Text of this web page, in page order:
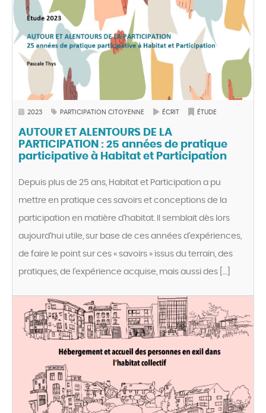
2023 PARTICIPATION CITOYENNE ÉCRIT ÉTUDE
AUTOUR ET ALENTOURS DE LA
PARTICIPATION : 25 années de pratique
participative à Habitat et Participation
Depuis plus de 25 ans, Habitat et Participation a pu
mettre en pratique ces savoirs et conceptions de la
participation en matière d’habitat. Il semblait dès lors
aujourd’hui utile, sur base de ces années d’expériences,
de faire le point sur ces « savoirs » issus du terrain, des
pratiques, de l’expérience acquise, mais aussi des […]